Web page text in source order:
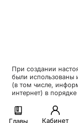
Главы Кабинет
При создании
были использованы
(в том числе,
интернет) в